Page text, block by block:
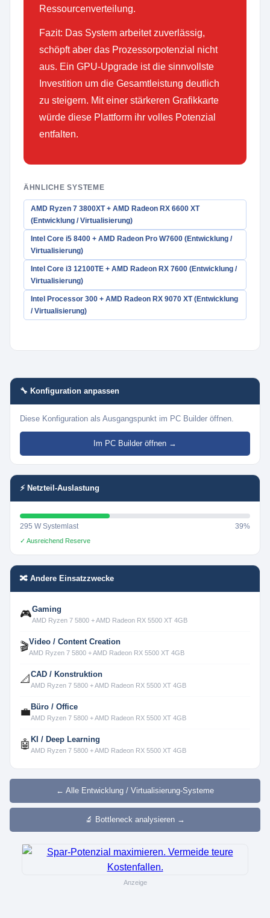
Ressourcenverteilung.
Fazit: Das System arbeitet zuverlässig,
schöpft aber das Prozessorpotenzial nicht
aus. Ein GPU-Upgrade ist die sinnvollste
Investition um die Gesamtleistung deutlich
zu steigern. Mit einer stärkeren Grafikkarte
würde diese Plattform ihr volles Potenzial
entfalten.
ÄHNLICHE SYSTEME
AMD Ryzen 7 3800XT + AMD Radeon RX 6600 XT
(Entwicklung / Virtualisierung)
Intel Core i5 8400 + AMD Radeon Pro W7600 (Entwicklung /
Virtualisierung)
Intel Core i3 12100TE + AMD Radeon RX 7600 (Entwicklung /
Virtualisierung)
Intel Processor 300 + AMD Radeon RX 9070 XT (Entwicklung
/ Virtualisierung)
🔧 Konfiguration anpassen
Diese Konfiguration als Ausgangspunkt im PC Builder öffnen.
Im PC Builder öffnen →
⚡ Netzteil-Auslastung
295 W Systemlast 39%
✓ Ausreichend Reserve
🔀 Andere Einsatzzwecke
🎮Gaming
AMD Ryzen 7 5800 + AMD Radeon RX 5500 XT 4GB
🎬Video / Content Creation
AMD Ryzen 7 5800 + AMD Radeon RX 5500 XT 4GB
📐 CAD / Konstruktion
AMD Ryzen 7 5800 + AMD Radeon RX 5500 XT 4GB
💼 Büro / Office
AMD Ryzen 7 5800 + AMD Radeon RX 5500 XT 4GB
🤖 KI / Deep Learning
AMD Ryzen 7 5800 + AMD Radeon RX 5500 XT 4GB
← Alle Entwicklung / Virtualisierung-Systeme
🔬 Bottleneck analysieren →
Anzeige